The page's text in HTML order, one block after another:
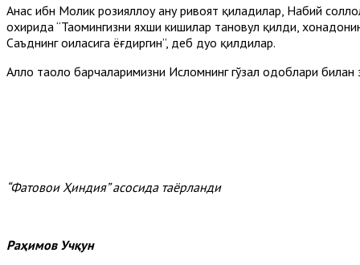
Анас ибн Молик розияллоҳу анҳу ривоят қиладилар, Набий
охирида “Таомингизни яхши кишилар тановул қилди,
Саъднинг оиласига ёғдиргин”, деб дуо қилдилар.
Аллоҳ таоло барчаларимизни Исломнинг гўзал одоблари
“Фатовои Ҳиндия” асосида таёрланди
Раҳимов Учқун